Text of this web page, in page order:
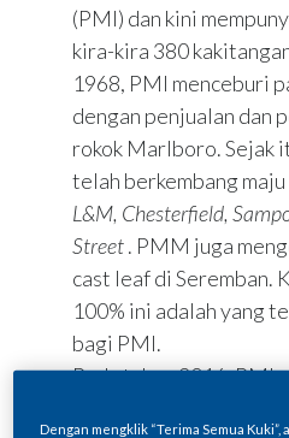
(PMI) dan kini
kira-kira 380
1968, PMI menceburi
dengan penjualan dan
rokok Marlboro. Sejak
telah berkembang
L&M, Chesterfield,
Street. PMM juga
cast leaf di Seremban.
100% ini adalah yang
bagi PMI.
Pada tahun 2016, PMI
Dengan mengklik “Terima Semua